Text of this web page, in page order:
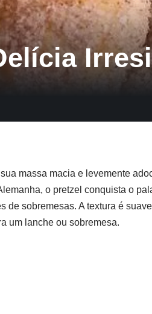
massa macia e levemente
o pretzel conquista o
de sobremesas. A textura é
um lanche ou sobremesa.